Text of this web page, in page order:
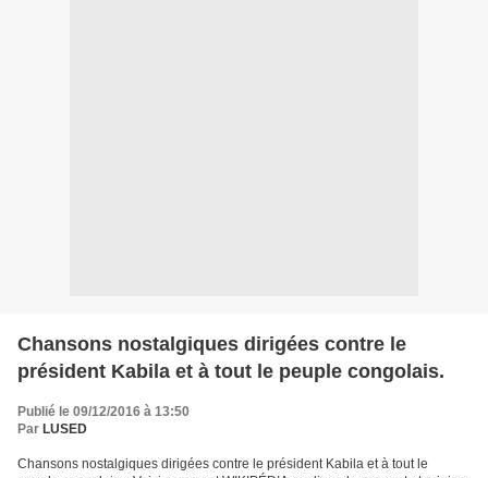
Chansons nostalgiques dirigées contre le
président Kabila et à tout le peuple congolais.
Publié le 09/12/2016 à 13:50
Par LUSED
Chansons nostalgiques dirigées contre le président Kabila et à tout le